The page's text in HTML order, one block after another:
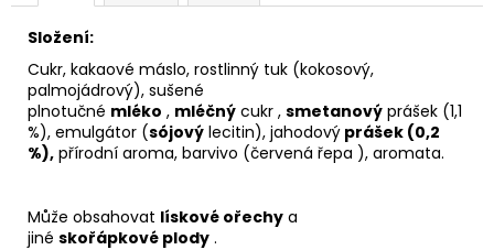
Složení:
Cukr, kakaové máslo, rostlinný tuk (kokosový,
palmojádrový), sušené
plnotučné mléko , mléčný cukr , smetanový prášek (1,1
%), emulgátor (sójový lecitin), jahodový prášek (0,2
%), přírodní aroma, barvivo (červená řepa ), aromata.
Může obsahovat lískové ořechy a
jiné skořápkové plody .
LINDT
LINDT
LINDOR
PRALINKY
MLÉČNÁ
12,5G
13
Kč